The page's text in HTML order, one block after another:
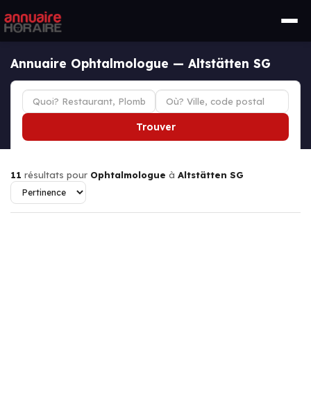
Annuaire Ophtalmologue — Altstätten SG
Trouver
11 résultats pour Ophtalmologue à Altstätten SG